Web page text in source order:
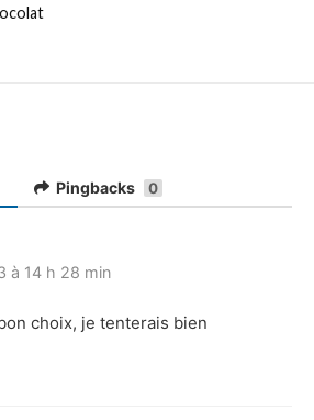
Pingbacks 0
à 14 h 28 min
choix, je tenterais bien